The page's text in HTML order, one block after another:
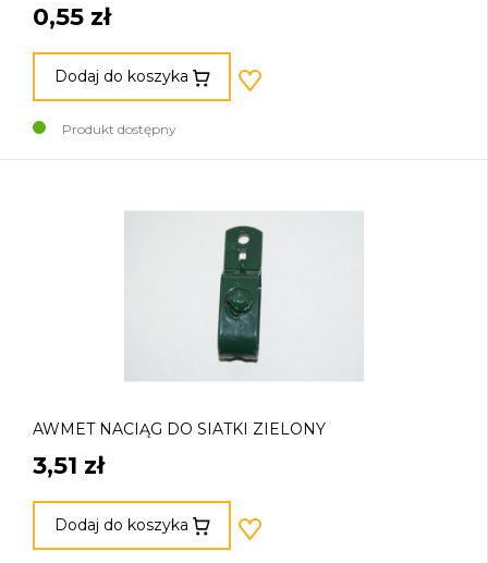
0,55 zł
Dodaj do koszyka
Produkt dostępny
AWMET NACIĄG DO SIATKI ZIELONY
3,51 zł
Dodaj do koszyka